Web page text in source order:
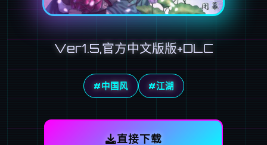
Ver1.5,官方中文版版+DLC
#中国风 #江湖
直接下载